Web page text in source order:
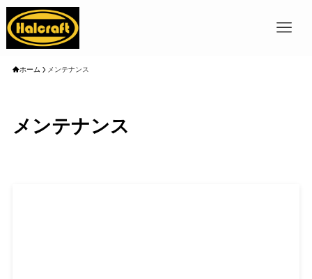
ホーム メンテナンス
メンテナンス